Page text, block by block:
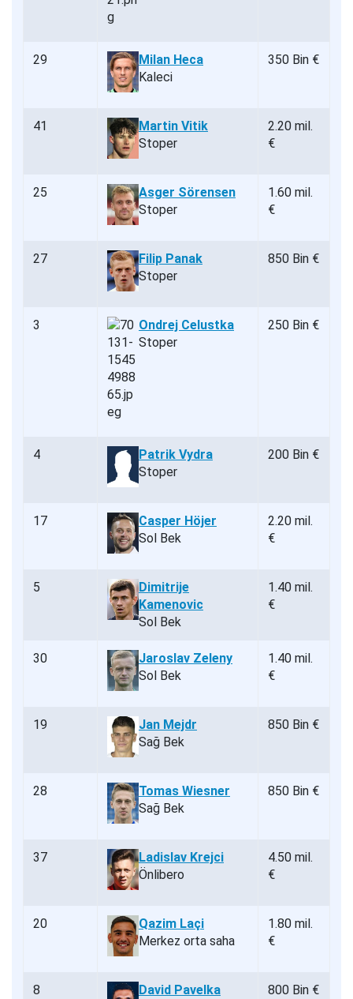
29
Milan Heca
Kaleci
350 Bin €
41
Martin Vitik
Stoper
2.20 mil.
€
25
Asger Sörensen
Stoper
1.60 mil.
€
27
Filip Panak
Stoper
850 Bin €
3
Ondrej Celustka
Stoper
250 Bin €
4
Patrik Vydra
Stoper
200 Bin €
17
Casper Höjer
Sol Bek
2.20 mil.
€
5
Dimitrije
Kamenovic
Sol Bek
1.40 mil.
€
30
Jaroslav Zeleny
Sol Bek
1.40 mil.
€
19
Jan Mejdr
Sağ Bek
850 Bin €
28
Tomas Wiesner
Sağ Bek
850 Bin €
37
Ladislav Krejci
Önlibero
4.50 mil.
€
20
Qazim Laçi
Merkez orta saha
1.80 mil.
€
8
David Pavelka
800 Bin €